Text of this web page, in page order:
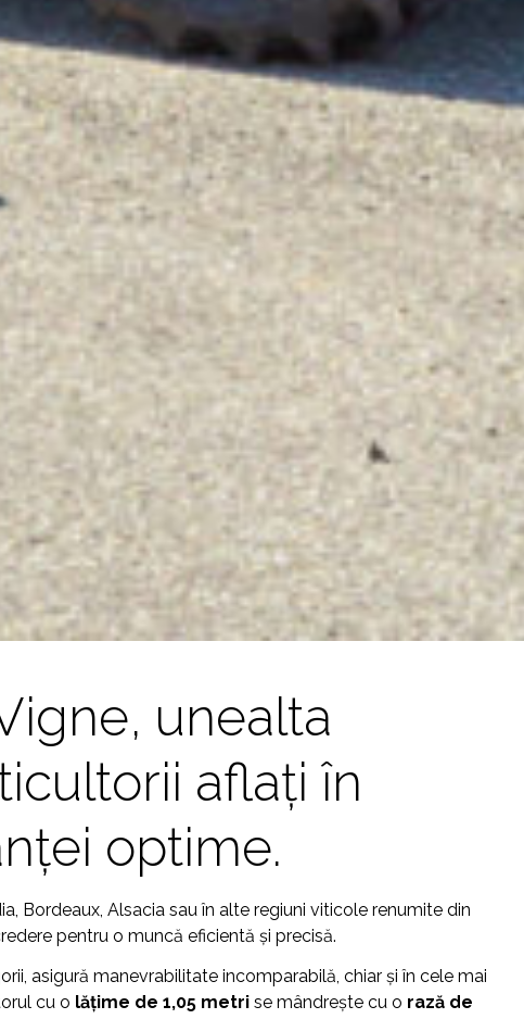
unealta
aflați în
optime.
Bordeaux, Alsacia sau în alte regiuni viticole renumite din
pentru o muncă eficientă și precisă.
asigură manevrabilitate incomparabilă, chiar și în cele mai
cu o lățime de 1,05 metrise mândrește cu o rază de